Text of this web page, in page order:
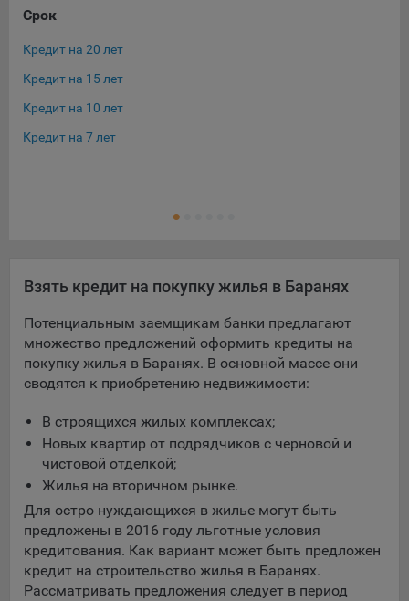
Срок
Кредит на 20 лет
Кредит на 15 лет
Кредит на 10 лет
Кредит на 7 лет
Взять кредит на покупку жилья в Баранях
Потенциальным заемщикам банки предлагают
множество предложений оформить кредиты на
покупку жилья в Баранях. В основной массе они
сводятся к приобретению недвижимости:
В строящихся жилых комплексах;
Новых квартир от подрядчиков с черновой и
чистовой отделкой;
Жилья на вторичном рынке.
Для остро нуждающихся в жилье могут быть
предложены в 2016 году льготные условия
кредитования. Как вариант может быть предложен
кредит на строительство жилья в Баранях.
Рассматривать предложения следует в период